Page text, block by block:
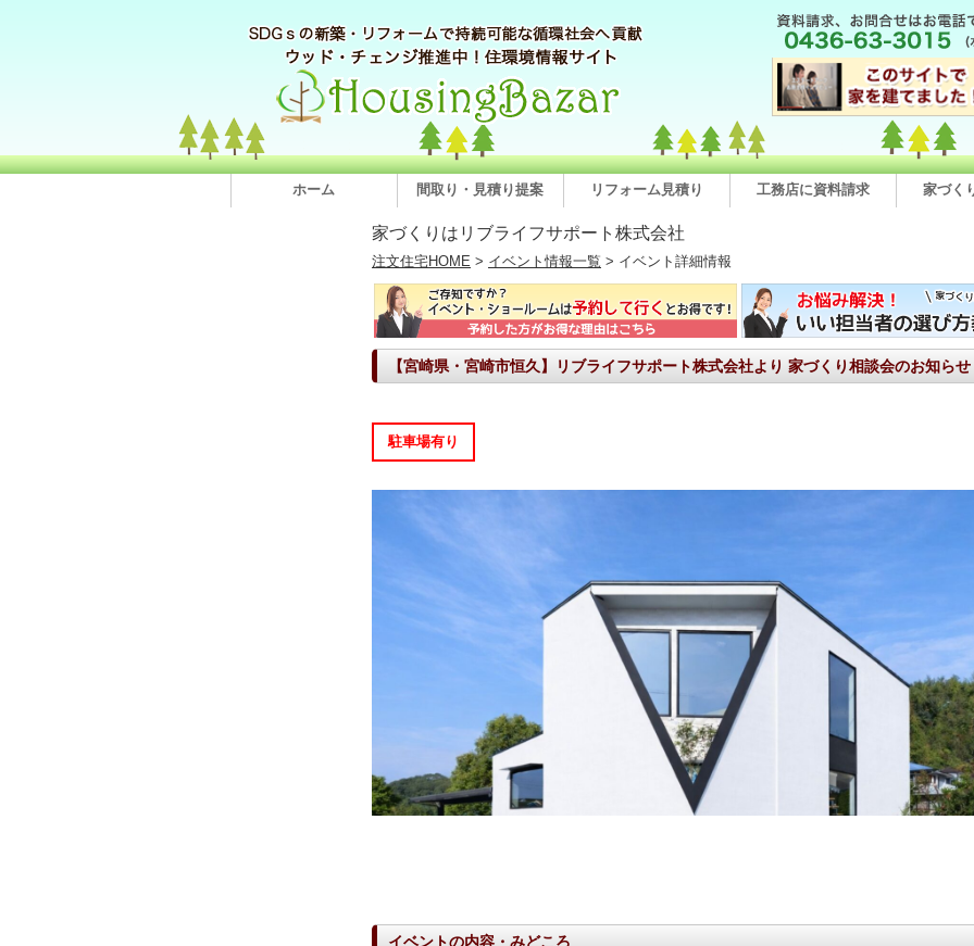
ホーム 間取り・見積り提案 リフォーム見積り 工務店に資料請求 家づく
家づくりはリブライフサポート株式会社
注文住宅HOME > イベント情報一覧 > イベント詳細情報
【宮崎県・宮崎市恒久】リブライフサポート株式会社より 家づくり相談会のお知らせ
駐車場有り
イベントの内容・みどころ